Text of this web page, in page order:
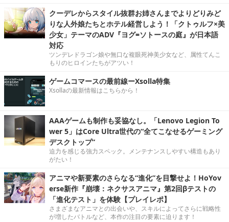
クーデレからスタイル抜群お姉さんまでよりどりみど
りな人外娘たちとホテル経営しよう！「クトゥルフ×美
少女」テーマのADV『ヨグ=ソトースの庭』が日本語
対応
ツンデレドラゴン娘や無口な複眼死神美少女など、属性てんこ
もりのヒロインたちがアツい！
ゲームコマースの最前線ーXsolla特集
Xsollaの最新情報はこちらから！
AAAゲームも制作も妥協なし。「Lenovo Legion To
wer 5」はCore Ultra世代の“全てこなせるゲーミング
デスクトップ”
迫力を感じる強力スペック。メンテナンスしやすい構造もあり
がたい！
アニマや新要素のさらなる“進化”を目撃せよ！HoYov
erse新作『崩壊：ネクサスアニマ』第2回βテストの
「進化テスト」を体験【プレイレポ】
さまざまなアニマとの出会いや、スキルによってさらに戦略性
が増したバトルなど、本作の注目の要素に迫ります！